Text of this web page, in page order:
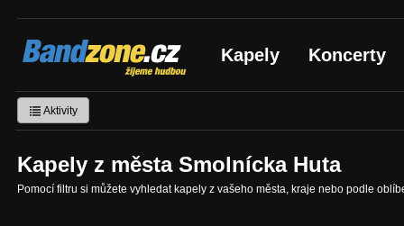
Bandzone.cz
žijeme hudbou Kapely Koncerty
Aktivity
Kapely z města Smolnícka Huta
Pomocí filtru si můžete vyhledat kapely z vašeho města, kraje nebo podle